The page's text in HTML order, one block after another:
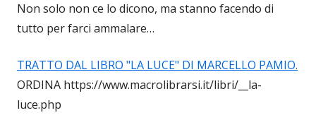
Non solo non ce lo dicono, ma stanno facendo di
tutto per farci ammalare…
TRATTO DAL LIBRO "LA LUCE" DI MARCELLO PAMIO.
ORDINA https://www.macrolibrarsi.it/libri/__la-
luce.php